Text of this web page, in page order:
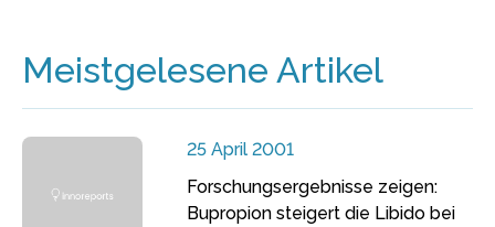
Meistgelesene Artikel
25 April 2001
Forschungsergebnisse zeigen:
Bupropion steigert die Libido bei